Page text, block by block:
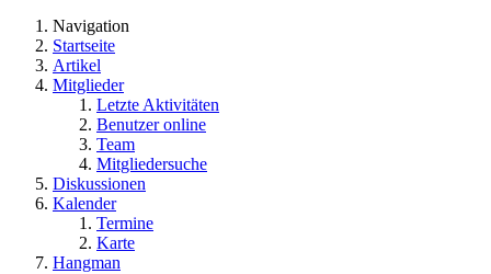
Navigation
Startseite
Artikel
Mitglieder
Letzte Aktivitäten
Benutzer online
Team
Mitgliedersuche
Diskussionen
Kalender
Termine
Karte
Hangman